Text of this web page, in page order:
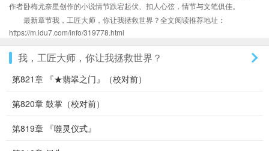
作者卧梅尤奈星创作的小说情节跌宕起伏、扣人心弦，情节与文笔俱佳。
最新章节我，工匠大师，你让我拯救世界？全文阅读推荐地址：
https://m.idu7.com/info/319778.html
我，工匠大师，你让我拯救世界？
第821章 『★翡翠之门』（校对前）
第820章 鼓掌（校对前）
第819章 『噬灵仪式』